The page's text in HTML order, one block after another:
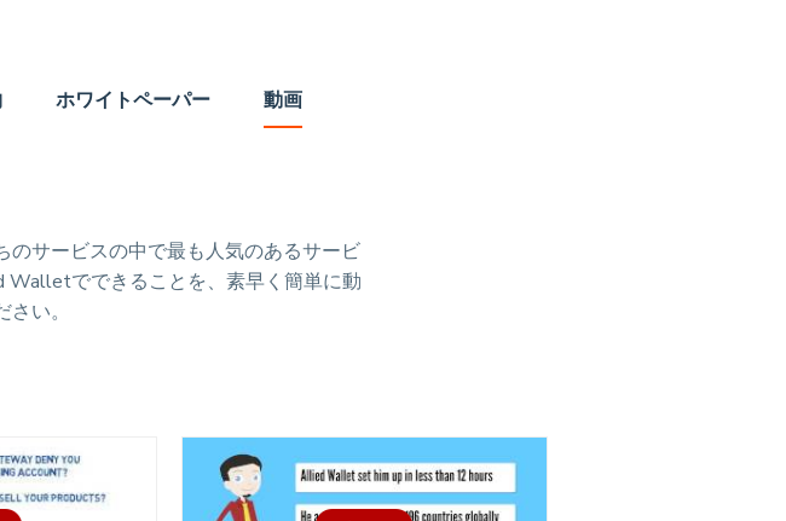
ホワイトペーパー 動画
サービスの中で最も人気のあるサービ
でできることを、素早く簡単に動
い。